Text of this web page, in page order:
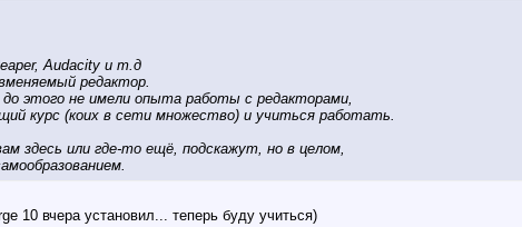
Audacity и т.д
редактор.
до этого не имели опыта работы с редакторами,
курс (коих в сети множество) и учиться работать.
здесь или где-то ещё, подскажут, но в целом,
10 вчера установил... теперь буду учиться)